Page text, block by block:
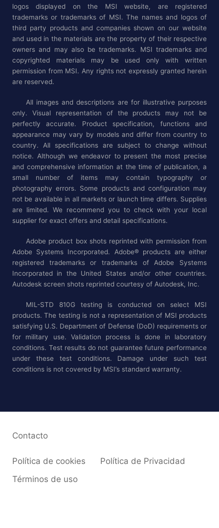
logos displayed on the MSI website, are registered
trademarks or trademarks of MSI. The names and logos of
third party products and companies shown on our website
and used in the materials are the property of their respective
owners and may also be trademarks. MSI trademarks and
copyrighted materials may be used only with written
permission from MSI. Any rights not expressly granted herein
are reserved.
All images and descriptions are for illustrative purposes
only. Visual representation of the products may not be
perfectly accurate. Product specification, functions and
appearance may vary by models and differ from country to
country. All specifications are subject to change without
notice. Although we endeavor to present the most precise
and comprehensive information at the time of publication, a
small number of items may contain typography or
photography errors. Some products and configuration may
not be available in all markets or launch time differs. Supplies
are limited. We recommend you to check with your local
supplier for exact offers and detail specifications.
Adobe product box shots reprinted with permission from
Adobe Systems Incorporated. Adobe® products are either
registered trademarks or trademarks of Adobe Systems
Incorporated in the United States and/or other countries.
Autodesk screen shots reprinted courtesy of Autodesk, Inc.
MIL-STD 810G testing is conducted on select MSI
products. The testing is not a representation of MSI products
satisfying U.S. Department of Defense (DoD) requirements or
for military use. Validation process is done in laboratory
conditions. Test results do not guarantee future performance
under these test conditions. Damage under such test
conditions is not covered by MSI’s standard warranty.
Política de cookies
Política de Privacidad
Términos de uso
Contacto